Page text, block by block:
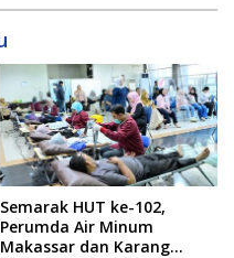
Semarak HUT ke-102,
Perumda Air Minum
Makassar dan Karang